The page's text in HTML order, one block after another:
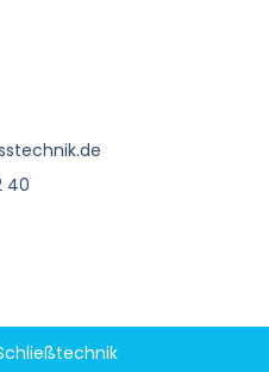
40